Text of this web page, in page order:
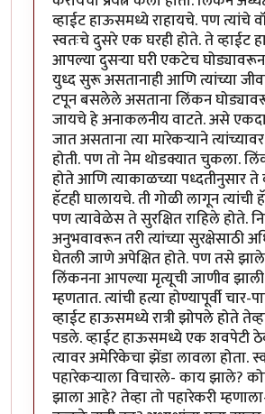
व्हाईट हाऊसमध्ये राहायचे. पण त्यांचे
स्वतःचे दुसरे एक घरही होते. ते व्हाईट
आपल्या दुसर्‍या घरी एकटेच
युध्द सुरू असतानाही आणि त्यांच्या
टपून बसलेले असताना लिंकन
जायचे हे अनाकलनीय वाटते. असे
जात असताना त्या मारेकर्‍याने
होती. पण तो नेम थोडक्यात चुकला.
होते आणि त्याकाळच्या पध्दतीनुसार ते
हॅटही घालायचे. ती गोळी लागून त्यांची
पण त्यावेळेस ते सुरक्षित राहिले होते.
अनुभवावरून तरी त्यांच्या सुरक्षेसाठी
घेतली जाणे अपेक्षित होते. पण तसे
लिंकनना आपल्या मृत्यूची जाणीव
म्हणतात. त्यांची हत्या होण्यापूर्वी
व्हाईट हाऊसमध्ये रात्री झोपले होते
पडले. व्हाईट हाऊसमध्ये एक शवपेटी
त्यावर अमेरिकेचा झेंडा लावला होता.
पहारेकर्‍याला विचारले- काय झाले?
झाला आहे? तेव्हा तो पहारेकरी